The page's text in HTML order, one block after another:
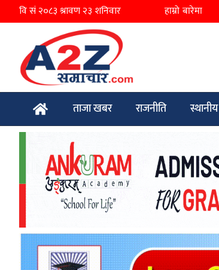
हाम्रो बारेमा
ताजा खबर राजनीति स्थानीय